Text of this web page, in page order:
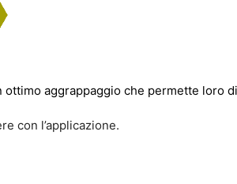
ottimo aggrappaggio che permette loro
con l’applicazione.